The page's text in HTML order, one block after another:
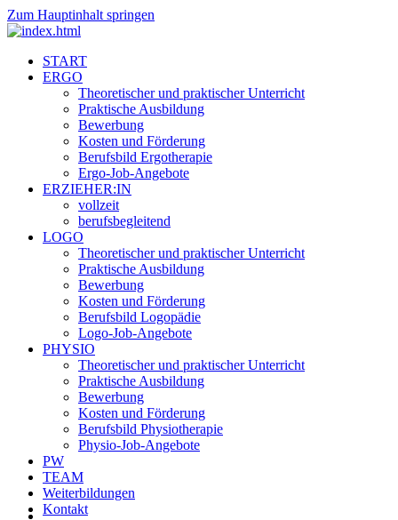
Zum Hauptinhalt springen
START
ERGO
Theoretischer und praktischer Unterricht
Praktische Ausbildung
Bewerbung
Kosten und Förderung
Berufsbild Ergotherapie
Ergo-Job-Angebote
ERZIEHER:IN
vollzeit
berufsbegleitend
LOGO
Theoretischer und praktischer Unterricht
Praktische Ausbildung
Bewerbung
Kosten und Förderung
Berufsbild Logopädie
Logo-Job-Angebote
PHYSIO
Theoretischer und praktischer Unterricht
Praktische Ausbildung
Bewerbung
Kosten und Förderung
Berufsbild Physiotherapie
Physio-Job-Angebote
PW
TEAM
Weiterbildungen
Kontakt